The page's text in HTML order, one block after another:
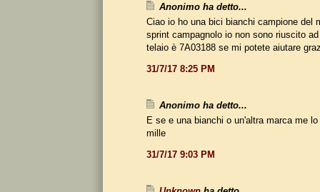
Anonimo ha detto...
Ciao io ho una bici bianchi campione del
sprint campagnolo io non sono riuscito
telaio è 7A03188 se mi potete aiutare
31/7/17 8:25 PM
Anonimo ha detto...
E se e una bianchi o un'altra marca me
mille
31/7/17 9:03 PM